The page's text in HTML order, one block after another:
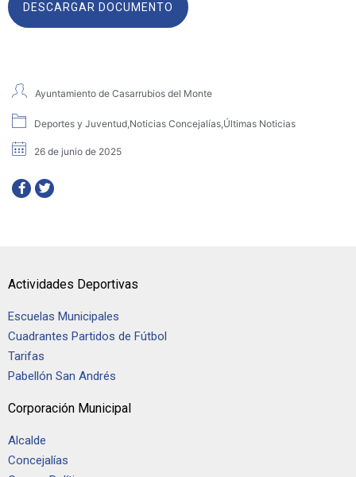
DESCARGAR DOCUMENTO
Ayuntamiento de Casarrubios del Monte
Deportes y Juventud,Noticias Concejalías,Últimas Noticias
26 de junio de 2025
Actividades Deportivas
Escuelas Municipales
Cuadrantes Partidos de Fútbol
Tarifas
Pabellón San Andrés
Corporación Municipal
Alcalde
Concejalías